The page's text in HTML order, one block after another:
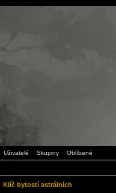
Uživatelé Skupiny Oblíbené
Klíč bytostí astrálních